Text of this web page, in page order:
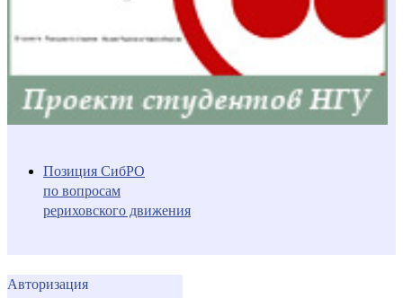
Позиция СибРО
по вопросам
рериховского движения
Авторизация